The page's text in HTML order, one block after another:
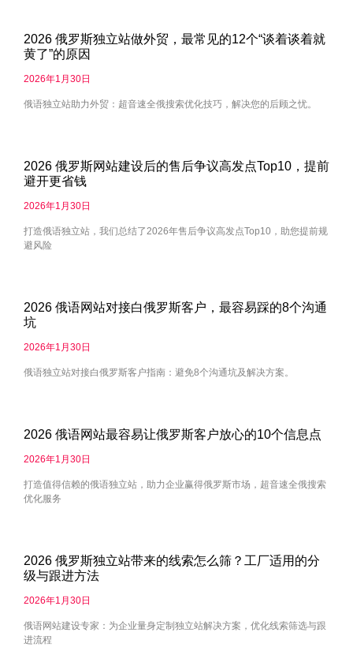
2026 俄罗斯独立站做外贸，最常见的12个“谈着谈着就
黄了”的原因
2026年1月30日
俄语独立站助力外贸：超音速全俄搜索优化技巧，解决您的后顾之忧。
2026 俄罗斯网站建设后的售后争议高发点Top10，提前
避开更省钱
2026年1月30日
打造俄语独立站，我们总结了2026年售后争议高发点Top10，助您提前规
避风险
2026 俄语网站对接白俄罗斯客户，最容易踩的8个沟通
坑
2026年1月30日
俄语独立站对接白俄罗斯客户指南：避免8个沟通坑及解决方案。
2026 俄语网站最容易让俄罗斯客户放心的10个信息点
2026年1月30日
打造值得信赖的俄语独立站，助力企业赢得俄罗斯市场，超音速全俄搜索
优化服务
2026 俄罗斯独立站带来的线索怎么筛？工厂适用的分
级与跟进方法
2026年1月30日
俄语网站建设专家：为企业量身定制独立站解决方案，优化线索筛选与跟
进流程